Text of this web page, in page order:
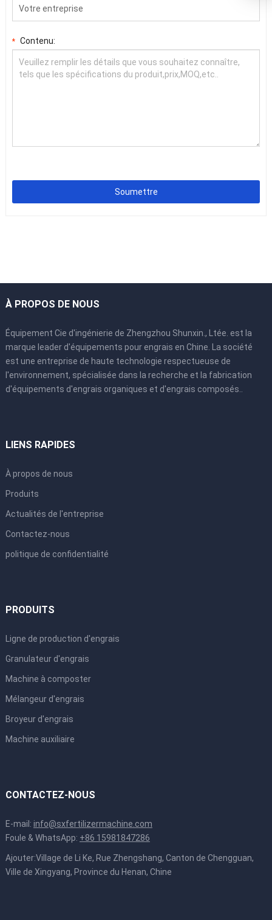
* Contenu:
Soumettre
À PROPOS DE NOUS
Équipement Cie d'ingénierie de Zhengzhou Shunxin., Ltée. est la
marque leader d'équipements pour engrais en Chine. La société
est une entreprise de haute technologie respectueuse de
l'environnement, spécialisée dans la recherche et la fabrication
d'équipements d'engrais organiques et d'engrais composés..
LIENS RAPIDES
À propos de nous
Produits
Actualités de l'entreprise
Contactez-nous
politique de confidentialité
PRODUITS
Ligne de production d'engrais
Granulateur d'engrais
Machine à composter
Mélangeur d'engrais
Broyeur d'engrais
Machine auxiliaire
CONTACTEZ-NOUS
E-mail: info@sxfertilizermachine.com
Foule & WhatsApp: +86 15981847286
Ajouter:Village de Li Ke, Rue Zhengshang, Canton de Chengguan,
Ville de Xingyang, Province du Henan, Chine